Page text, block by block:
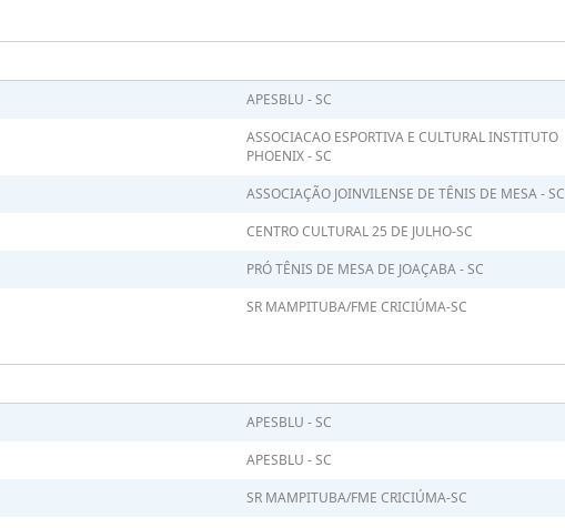
APESBLU - SC
ASSOCIACAO ESPORTIVA E CULTURAL INSTITUTO
PHOENIX - SC
ASSOCIAÇÃO JOINVILENSE DE TÊNIS DE MESA - SC
CENTRO CULTURAL 25 DE JULHO-SC
PRÓ TÊNIS DE MESA DE JOAÇABA - SC
SR MAMPITUBA/FME CRICIÚMA-SC
APESBLU - SC
APESBLU - SC
SR MAMPITUBA/FME CRICIÚMA-SC